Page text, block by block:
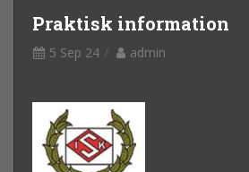
Praktisk information
5 Sep 24 admin